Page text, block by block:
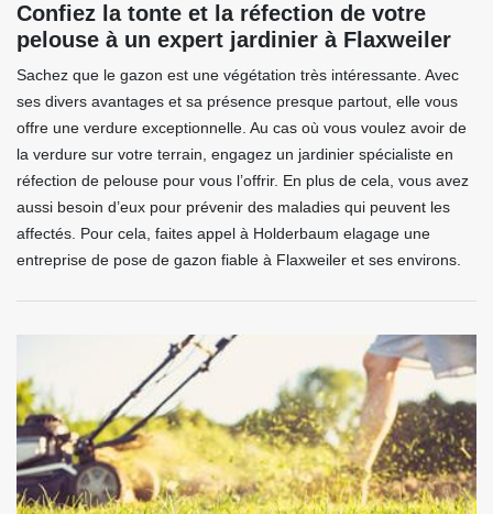
Confiez la tonte et la réfection de votre
pelouse à un expert jardinier à Flaxweiler
Sachez que le gazon est une végétation très intéressante. Avec
ses divers avantages et sa présence presque partout, elle vous
offre une verdure exceptionnelle. Au cas où vous voulez avoir de
la verdure sur votre terrain, engagez un jardinier spécialiste en
réfection de pelouse pour vous l’offrir. En plus de cela, vous avez
aussi besoin d’eux pour prévenir des maladies qui peuvent les
affectés. Pour cela, faites appel à Holderbaum elagage une
entreprise de pose de gazon fiable à Flaxweiler et ses environs.